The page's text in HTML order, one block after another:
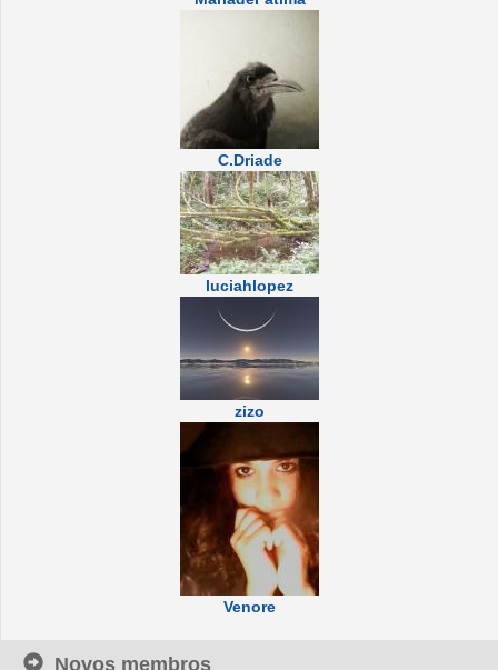
C.Driade
luciahlopez
zizo
Venore
Novos membros